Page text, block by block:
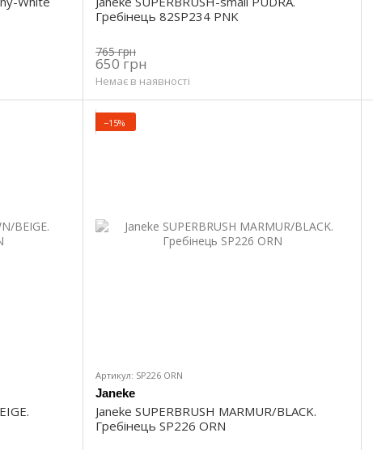
Гребінець 82SP234 PNK
765 грн
650 грн
Немає в наявності
−15%
Артикул: SP226 ORN
Janeke
Janeke SUPERBRUSH MARMUR/BLACK.
Гребінець SP226 ORN